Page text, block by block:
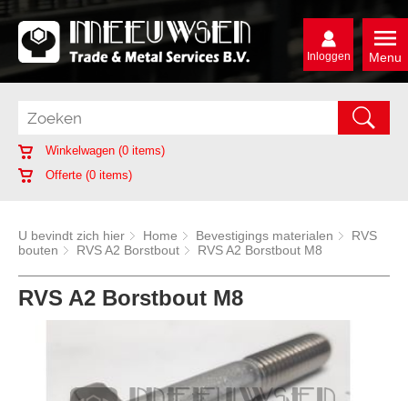
Menu
Inloggen
Winkelwagen (0 items)
Offerte (0 items)
U bevindt zich hier Home Bevestigings materialen
RVS
bouten
RVS A2 Borstbout RVS A2 Borstbout M8
RVS A2 Borstbout M8